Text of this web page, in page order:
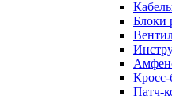
Блоки
Патч-